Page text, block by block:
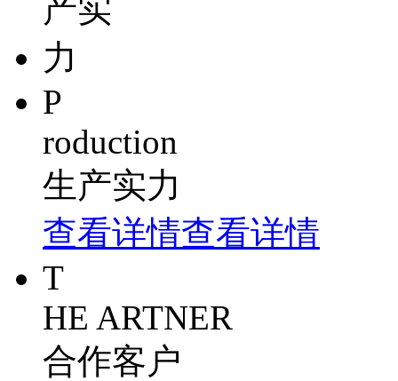
P
roduction
生产实力
查看详情查看详情
T
HE ARTNER
合作客户